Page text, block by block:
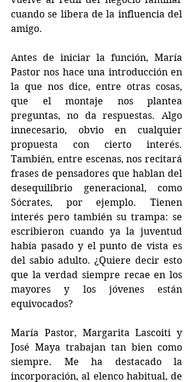
cuando se libera de la influencia del
amigo.
Antes de iniciar la función, María
Pastor nos hace una introducción en
la que nos dice, entre otras cosas,
que el montaje nos plantea
preguntas, no da respuestas. Algo
innecesario, obvio en cualquier
propuesta con cierto interés.
También, entre escenas, nos recitará
frases de pensadores que hablan del
desequilibrio generacional, como
Sócrates, por ejemplo. Tienen
interés pero también su trampa: se
escribieron cuando ya la juventud
había pasado y el punto de vista es
del sabio adulto. ¿Quiere decir esto
que la verdad siempre recae en los
mayores y los jóvenes están
equivocados?
María Pastor, Margarita Lascoiti y
José Maya trabajan tan bien como
siempre. Me ha destacado la
incorporación, al elenco habitual, de